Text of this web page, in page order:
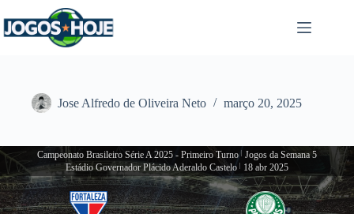
para
o
Jose Alfredo de Oliveira Neto março 20, 2025
Campeonato Brasileiro Série A 2025 - Primeiro Turno Jogos da Semana 5
Estádio Governador Plácido Aderaldo Castelo
18 abr 2025